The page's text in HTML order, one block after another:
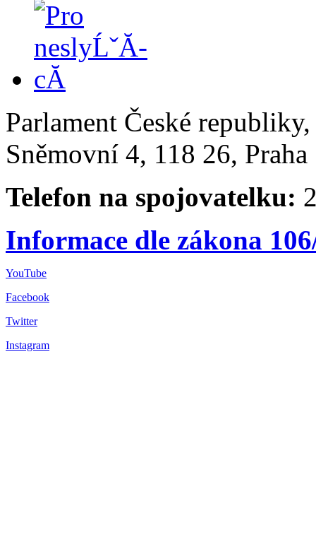
Parlament České
Sněmovní 4, 118 26,
Telefon na spojovatelku:
Informace dle zákona
YouTube
Facebook
Twitter
Instagram